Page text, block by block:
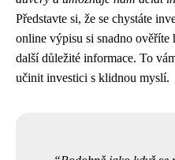
Představte si, že se chystáte
online výpisu si snadno
další důležité informace. To
učinit investici s klidnou myslí.